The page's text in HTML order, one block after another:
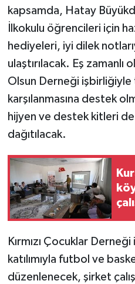
kapsamda, Hatay
İlkokulu öğrencileri için
hediyeleri, iyi dilek
ulaştırılacak. Eş zamanlı
Olsun Derneği işbirliğiyle
karşılanmasına destek
hijyen ve destek kitleri
dağıtılacak.
Kırmızı Çocuklar
katılımıyla futbol ve
düzenlenecek, şirket